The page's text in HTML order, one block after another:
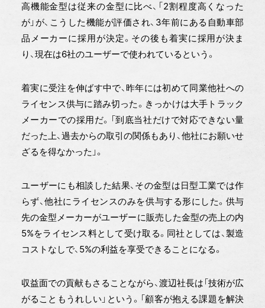
高機能金型は従来の金型に比べ、「2割程度高くなった
が」が、こうした機能が評価され、3年前にある自動車部
品メーカーに採用が決定。その後も着実に採用が決ま
り、現在は6社のユーザーで使われているという。
着実に受注を伸ばす中で、昨年には初めて同業他社への
ライセンス供与に踏み切った。きっかけは大手トラック
メーカーでの採用だ。「到底当社だけで対応できない量
だった上、過去からの取引の関係もあり、他社にお願いせ
ざるを得なかった」。
ユーザーにも相談した結果、その金型は日型工業では作
らず、他社にライセンスのみを供与する形にした。供与
先の金型メーカーがユーザーに販売した金型の売上の内
5%をライセンス料として受け取る。同社としては、製造
コストなしで、5%の利益を享受できることになる。
収益面での貢献もさることながら、渡辺社長は「技術が広
がることもうれしい」という。「顧客が抱える課題を解決